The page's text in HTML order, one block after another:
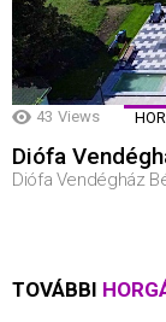
43 Views
Diófa
Diófa Vendégház
TOVÁBBI